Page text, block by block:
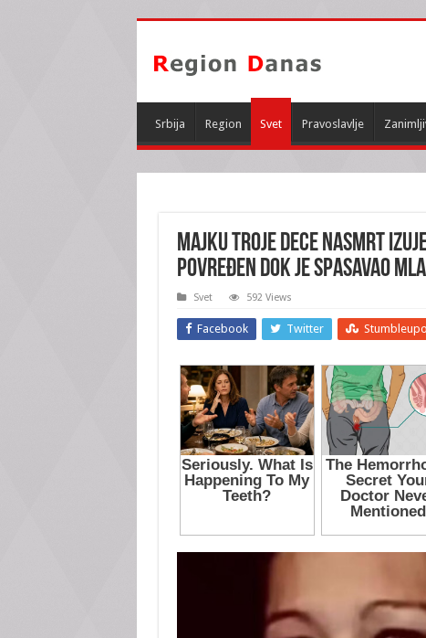
Srbija Region Svet Pravoslavlje
MAJKU TROJE DECE NASMRT
povređen dok je spasavao
Svet 592 Views
Facebook Twitter